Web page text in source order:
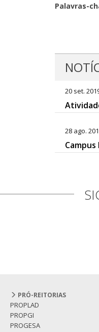
Palavras-
20 set.
28 ago.
PRÓ-REITORIAS
PROPLAD
PROPGI
PROGESA